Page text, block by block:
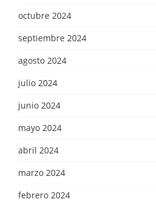
octubre 2024
septiembre 2024
agosto 2024
julio 2024
junio 2024
mayo 2024
abril 2024
marzo 2024
febrero 2024